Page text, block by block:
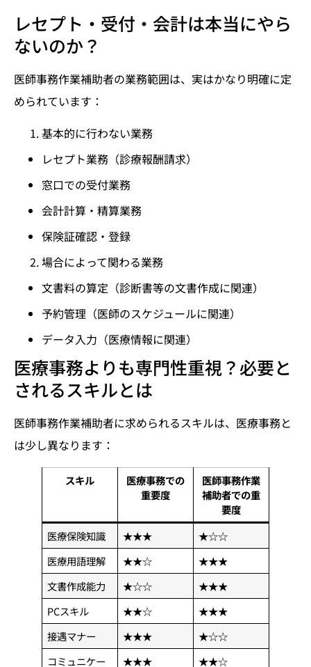
レセプト・受付・会計は本当にやら
ないのか？
医師事務作業補助者の業務範囲は、実はかなり明確に定
められています：
基本的に行わない業務
レセプト業務（診療報酬請求）
窓口での受付業務
会計計算・精算業務
保険証確認・登録
場合によって関わる業務
文書料の算定（診断書等の文書作成に関連）
予約管理（医師のスケジュールに関連）
データ入力（医療情報に関連）
医療事務よりも専門性重視？必要と
されるスキルとは
医師事務作業補助者に求められるスキルは、医療事務と
は少し異なります：
スキル
医療事務での
重要度
医師事務作業
補助者での重
要度
医療保険知識
★★★
★☆☆
医療用語理解
★★☆
★★★
文書作成能力
★☆☆
★★★
PCスキル
★★☆
★★★
接遇マナー
★★★
★☆☆
コミュニケー
★★★ ★★☆